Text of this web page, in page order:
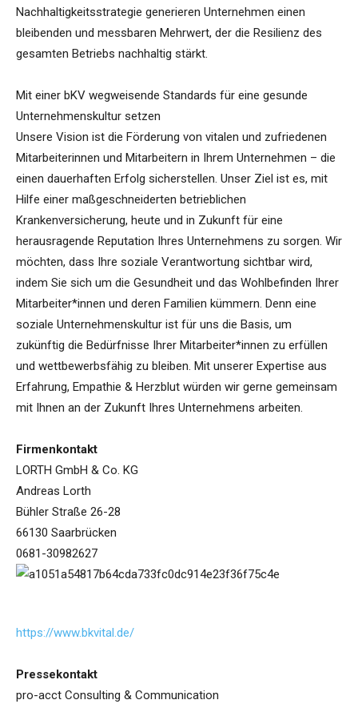
Nachhaltigkeitsstrategie generieren Unternehmen einen
bleibenden und messbaren Mehrwert, der die Resilienz des
gesamten Betriebs nachhaltig stärkt.
Mit einer bKV wegweisende Standards für eine gesunde
Unternehmenskultur setzen
Unsere Vision ist die Förderung von vitalen und zufriedenen
Mitarbeiterinnen und Mitarbeitern in Ihrem Unternehmen – die
einen dauerhaften Erfolg sicherstellen. Unser Ziel ist es, mit
Hilfe einer maßgeschneiderten betrieblichen
Krankenversicherung, heute und in Zukunft für eine
herausragende Reputation Ihres Unternehmens zu sorgen. Wir
möchten, dass Ihre soziale Verantwortung sichtbar wird,
indem Sie sich um die Gesundheit und das Wohlbefinden Ihrer
Mitarbeiter*innen und deren Familien kümmern. Denn eine
soziale Unternehmenskultur ist für uns die Basis, um
zukünftig die Bedürfnisse Ihrer Mitarbeiter*innen zu erfüllen
und wettbewerbsfähig zu bleiben. Mit unserer Expertise aus
Erfahrung, Empathie & Herzblut würden wir gerne gemeinsam
mit Ihnen an der Zukunft Ihres Unternehmens arbeiten.
Firmenkontakt
LORTH GmbH & Co. KG
Andreas Lorth
Bühler Straße 26-28
66130 Saarbrücken
0681-30982627
https://www.bkvital.de/
Pressekontakt
pro-acct Consulting & Communication